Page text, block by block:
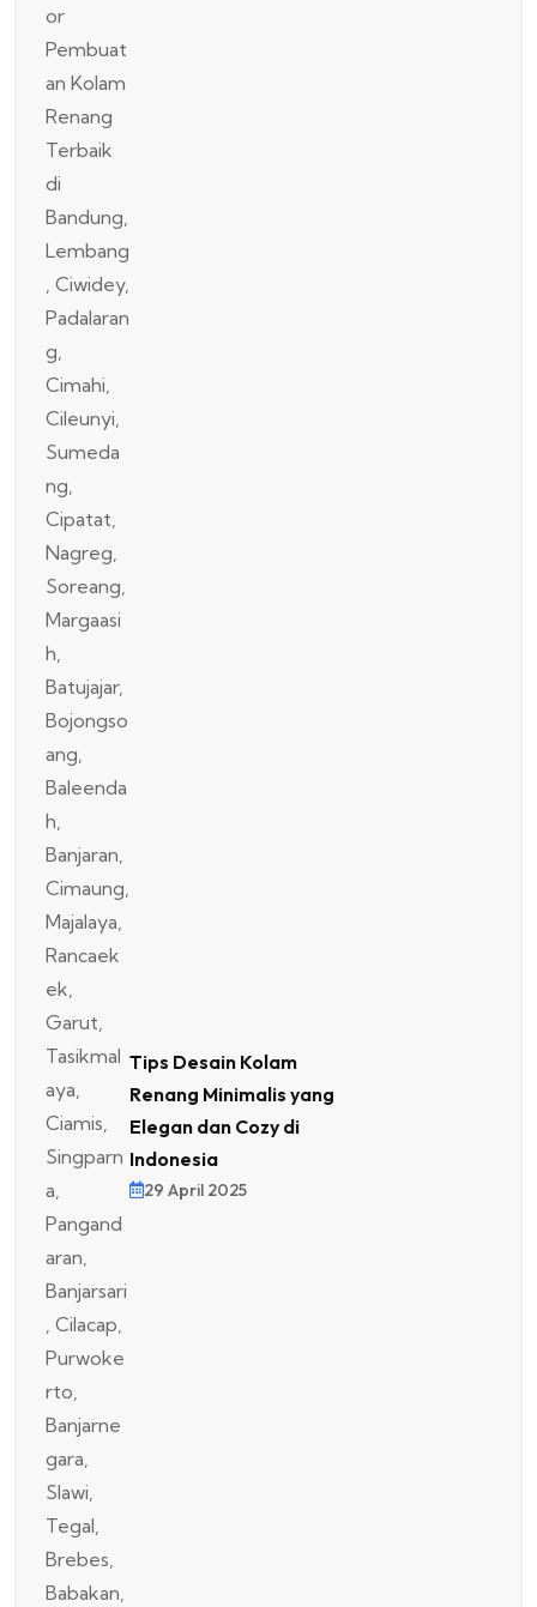
Tips Desain Kolam
Renang Minimalis yang
Elegan dan Cozy di
Indonesia
29 April 2025